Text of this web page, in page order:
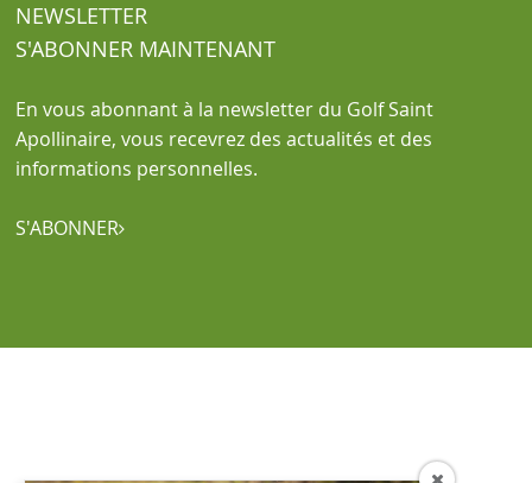
NEWSLETTER
S'ABONNER MAINTENANT
En vous abonnant à la newsletter du Golf Saint
Apollinaire, vous recevrez des actualités et des
informations personnelles.
S'ABONNER